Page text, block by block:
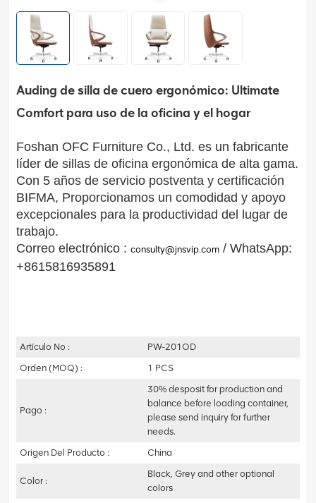
Auding de silla de cuero ergonómico: Ultimate
Comfort para uso de la oficina y el hogar
Foshan OFC Furniture Co., Ltd. es un fabricante
líder de sillas de oficina ergonómica de alta gama.
Con 5 años de servicio postventa y certificación
BIFMA, Proporcionamos un comodidad y apoyo
excepcionales para la productividad del lugar de
trabajo.
Correo electrónico : consulty@jnsvip.com / WhatsApp:
+8615816935891
Artículo No :
PW-201OD
Orden (MOQ) :
1 PCS
Pago :
30% desposit for production and
balance before loading container,
please send inquiry for further
needs.
Origen Del Producto :
China
Color :
Black, Grey and other optional
colors